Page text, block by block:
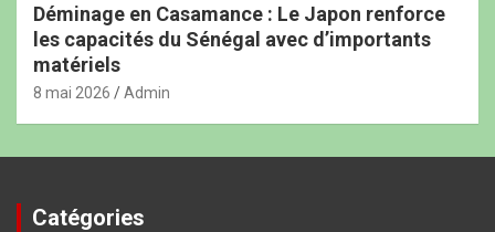
Déminage en Casamance : Le Japon renforce
les capacités du Sénégal avec d’importants
matériels
8 mai 2026 Admin
Catégories